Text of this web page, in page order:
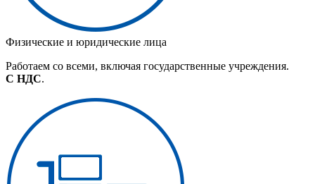
Физические и юридические лица
Работаем со всеми, включая государственные учреждения.
С НДС.